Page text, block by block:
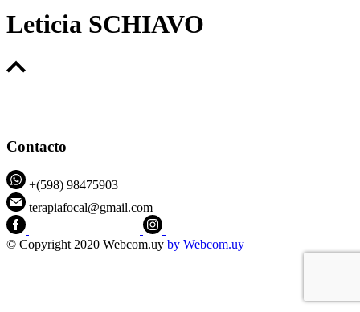
Leticia SCHIAVO
Contacto
+(598) 98475903
terapiafocal@gmail.com
© Copyright 2020 Webcom.uy by Webcom.uy